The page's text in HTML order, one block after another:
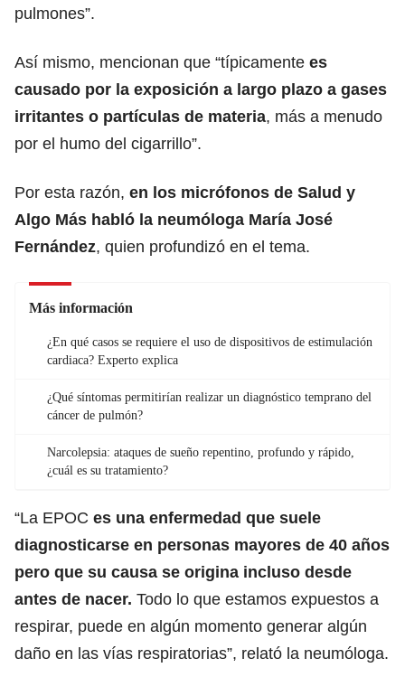
pulmones”.
Así mismo, mencionan que “típicamente es
causado por la exposición a largo plazo a gases
irritantes o partículas de materia, más a menudo
por el humo del cigarrillo”.
Por esta razón, en los micrófonos de Salud y
Algo Más habló la neumóloga María José
Fernández, quien profundizó en el tema.
Más información
¿En qué casos se requiere el uso de dispositivos de estimulación
cardiaca? Experto explica
¿Qué síntomas permitirían realizar un diagnóstico temprano del
cáncer de pulmón?
Narcolepsia: ataques de sueño repentino, profundo y rápido,
¿cuál es su tratamiento?
“La EPOC es una enfermedad que suele
diagnosticarse en personas mayores de 40 años
pero que su causa se origina incluso desde
antes de nacer. Todo lo que estamos expuestos a
respirar, puede en algún momento generar algún
daño en las vías respiratorias”, relató la neumóloga.